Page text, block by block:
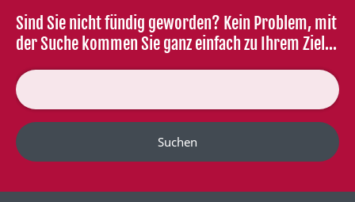
Sind Sie nicht fündig geworden? Kein Problem, mit
der Suche kommen Sie ganz einfach zu Ihrem Ziel...
Suchen